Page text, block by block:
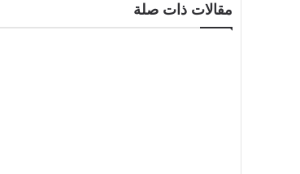
مقالات ذات صلة